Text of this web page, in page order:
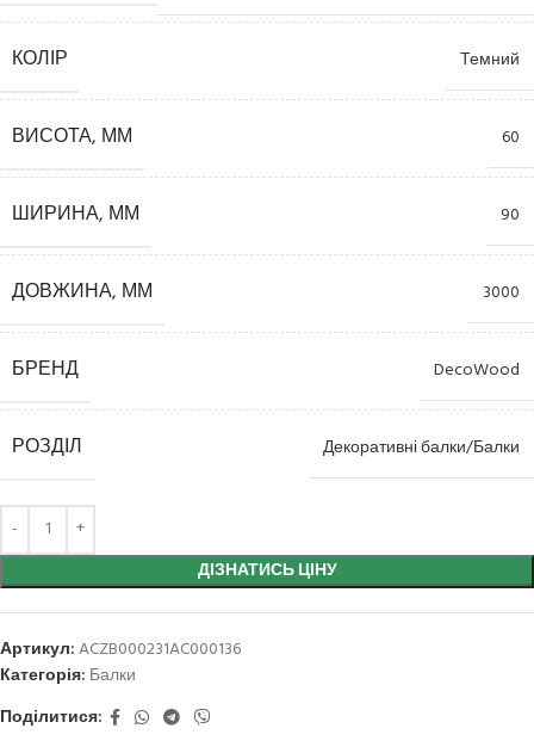
КОЛІР Темний
ВИСОТА, ММ 60
ШИРИНА, ММ 90
ДОВЖИНА, ММ 3000
БРЕНД DecoWood
РОЗДІЛ Декоративні балки/Балки
ДІЗНАТИСЬ ЦІНУ
Артикул:ACZB000231AC000136
Категорія: Балки
Поділитися: